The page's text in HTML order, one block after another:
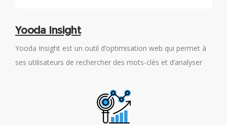
Yooda Insight
Yooda Insight est un outil d’optimisation web qui permet à
ses utilisateurs de rechercher des mots-clés et d’analyser